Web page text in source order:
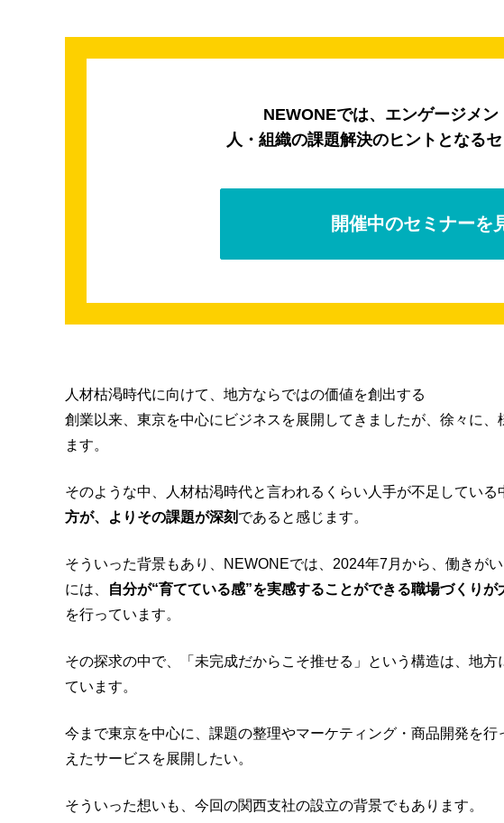
NEWONEでは、エンゲージメ
人・組織の課題解決のヒントとなる
開催中のセミナーを
人材枯渇時代に向けて、地方ならではの価値を創出する
創業以来、東京を中心にビジネスを展開してきましたが、徐々に
ます。
そのような中、人材枯渇時代と言われるくらい人手が不足している
方が、よりその課題が深刻 であると感じます。
そういった背景もあり、NEWONEでは、2024年7月から、働きが
には、
自分が“育てている感”を実感することができる職場づくりが
を行っています。
その探求の中で、「未完成だからこそ推せる」という構造は、地
ています。
今まで東京を中心に、課題の整理やマーケティング・商品開発を
えたサービスを展開したい。
そういった想いも、今回の関西支社の設立の背景でもあります。